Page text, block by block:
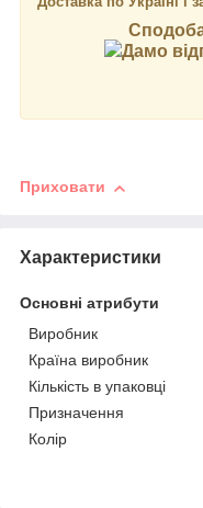
Дамо
Приховати
Характеристики
Основні атрибути
Виробник
Країна виробник
Кількість в упаковці
Призначення
Колір